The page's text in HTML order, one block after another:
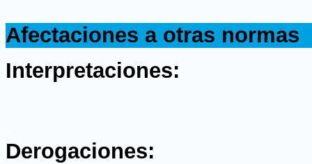
Afectaciones a otras normas
Interpretaciones:
Derogaciones: